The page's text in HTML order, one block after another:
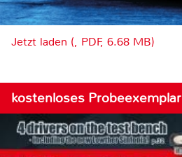
Jetzt laden (, PDF, 6.68 MB)
kostenloses Probeexemplar